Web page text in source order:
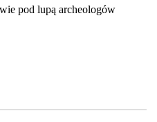
pod lupą archeologów